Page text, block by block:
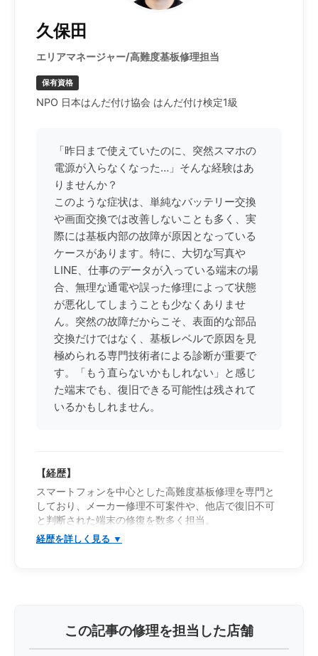
久保田
エリアマネージャー/高難度基板修理担当
保有資格
NPO 日本はんだ付け協会 はんだ付け検定1級
「昨日まで使えていたのに、突然スマホの
電源が入らなくなった…」そんな経験はあ
りませんか？
このような症状は、単純なバッテリー交換
や画面交換では改善しないことも多く、実
際には基板内部の故障が原因となっている
ケースがあります。特に、大切な写真や
LINE、仕事のデータが入っている端末の場
合、無理な通電や誤った修理によって状態
が悪化してしまうことも少なくありませ
ん。突然の故障だからこそ、表面的な部品
交換だけではなく、基板レベルで原因を見
極められる専門技術者による診断が重要で
す。「もう直らないかもしれない」と感じ
た端末でも、復旧できる可能性は残されて
いるかもしれません。
【経歴】
スマートフォンを中心とした高難度基板修理を専門と
しており、メーカー修理不可案件や、他店で復旧不可
と判断された端末の修復を数多く担当。
iPhone・Androidを問わず幅広い機種に対応し、一般的
基板上の電圧ライン解析、リーク調査、ショート箇所
この記事の修理を担当した店舗